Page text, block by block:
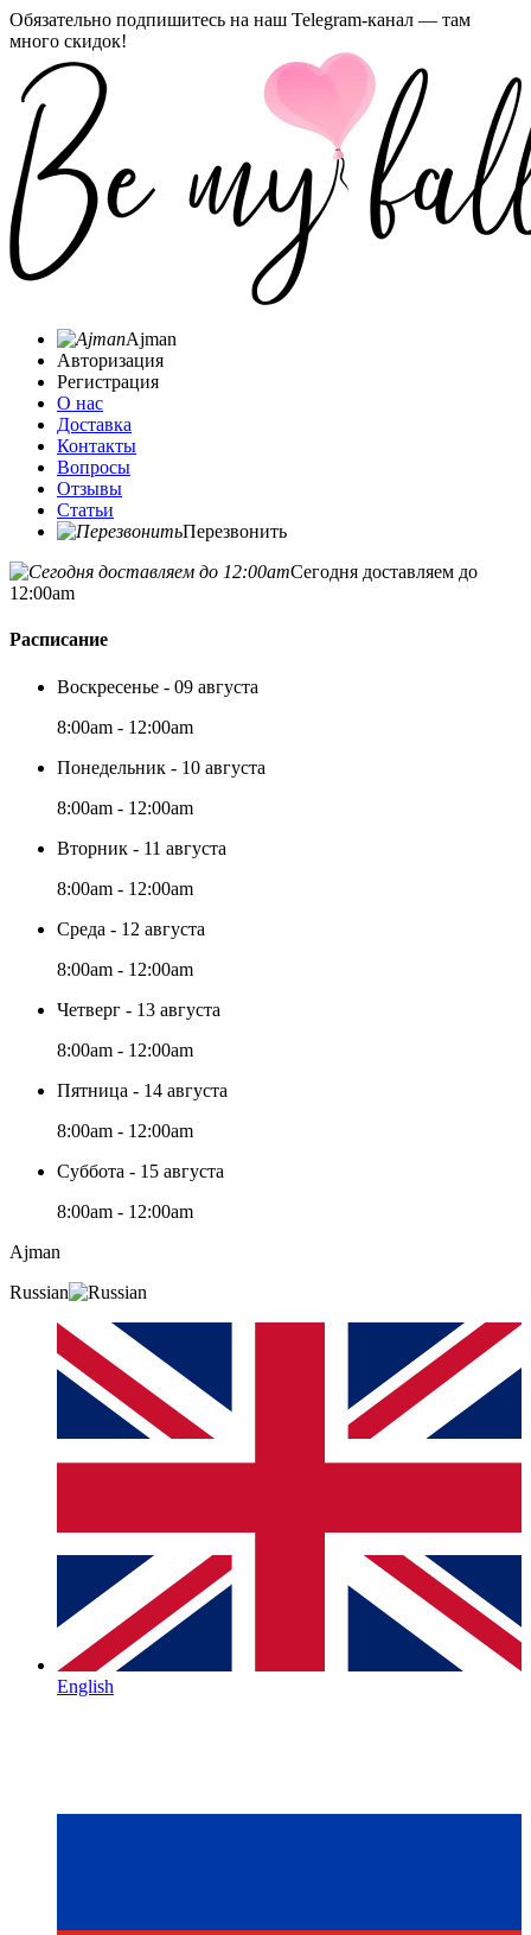
Обязательно подпишитесь на наш Telegram-канал — там
много скидок!
Ajman
Авторизация
Регистрация
О нас
Доставка
Контакты
Вопросы
Отзывы
Статьи
Перезвонить
Сегодня доставляем до
12:00am
Расписание
Воскресенье - 09 августа
8:00am - 12:00am
Понедельник - 10 августа
8:00am - 12:00am
Вторник - 11 августа
8:00am - 12:00am
Среда - 12 августа
8:00am - 12:00am
Четверг - 13 августа
8:00am - 12:00am
Пятница - 14 августа
8:00am - 12:00am
Суббота - 15 августа
8:00am - 12:00am
Ajman
Russian
English